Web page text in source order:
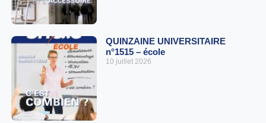
QUINZAINE UNIVERSITAIRE
n°1515 – école
10 juillet 2026